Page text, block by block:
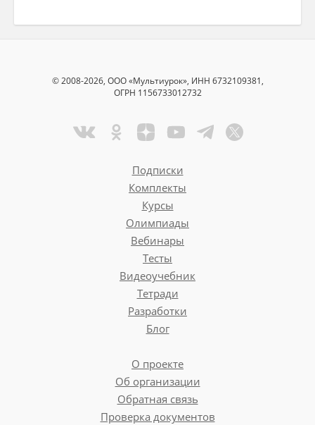
© 2008-2026, ООО «Мультиурок», ИНН 6732109381,
ОГРН 1156733012732
Подписки
Комплекты
Курсы
Олимпиады
Вебинары
Тесты
Видеоучебник
Тетради
Разработки
Блог
О проекте
Об организации
Обратная связь
Проверка документов